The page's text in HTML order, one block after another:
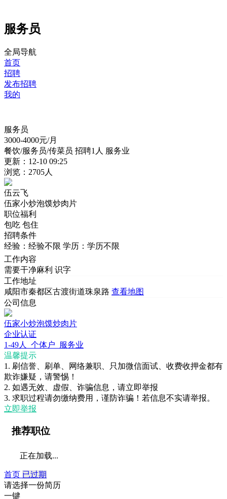
服务员
全局导航
首页
招聘
发布招聘
我的
服务员
3000-4000元/月
餐饮/服务员/传菜员 招聘1人 服务业
更新：12-10 09:25
浏览：2705人
伍云飞
伍家小炒泡馍炒肉片
职位福利
包吃 包住
招聘条件
经验：经验不限 学历：学历不限
工作内容
需要干净麻利 识字
工作地址
咸阳市秦都区古渡街道珠泉路 查看地图
公司信息
伍家小炒泡馍炒肉片
企业认证
1-49人
个体户 服务业
温馨提示
1. 刷信誉、刷单、网络兼职、只加微信面试、收费收押金都有
欺诈嫌疑，请警惕！
2. 如遇无效、虚假、诈骗信息，请立即举报
3. 求职过程请勿缴纳费用，谨防诈骗！若信息不实请举报。
立即举报
推荐职位
正在加载...
首页 已过期
请选择一份简历
一键